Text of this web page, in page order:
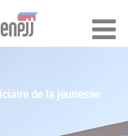
de la jeunesse